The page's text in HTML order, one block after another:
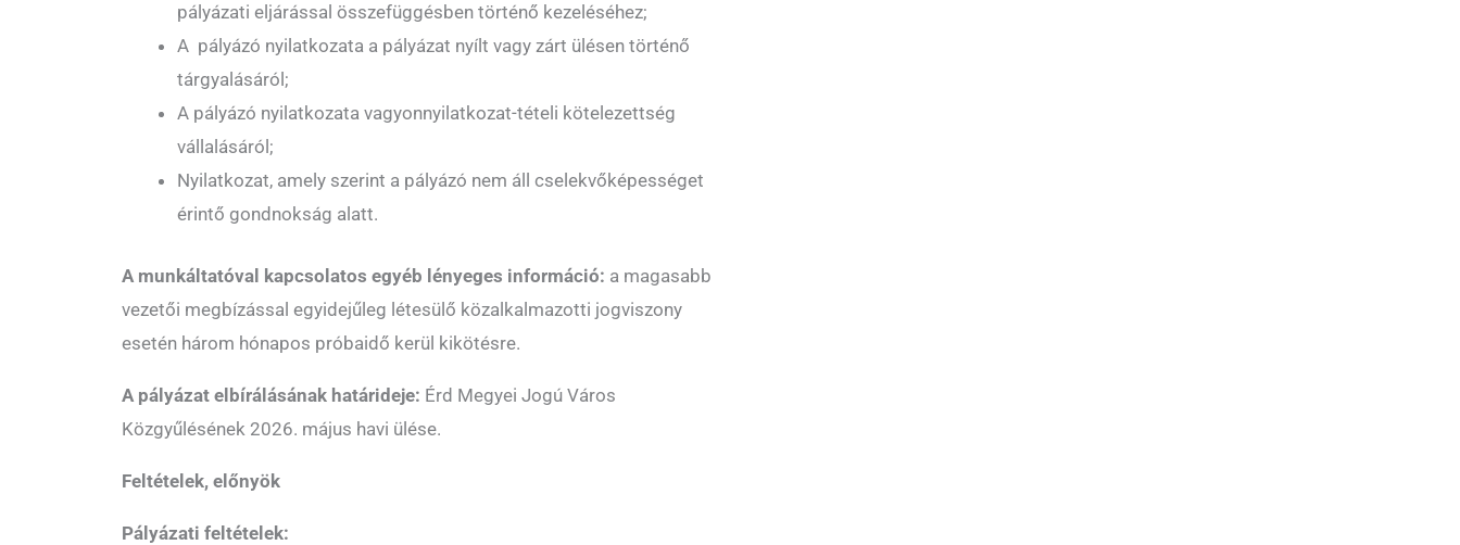
pályázati eljárással összefüggésben történő kezeléséhez;
A pályázó nyilatkozata a pályázat nyílt vagy zárt ülésen történő
tárgyalásáról;
A pályázó nyilatkozata vagyonnyilatkozat-tételi kötelezettség
vállalásáról;
Nyilatkozat, amely szerint a pályázó nem áll cselekvőképességet
érintő gondnokság alatt.
A munkáltatóval kapcsolatos egyéb lényeges információ: a magasabb
vezetői megbízással egyidejűleg létesülő közalkalmazotti jogviszony
esetén három hónapos próbaidő kerül kikötésre.
A pályázat elbírálásának határideje: Érd Megyei Jogú Város
Közgyűlésének 2026. május havi ülése.
Feltételek, előnyök
Pályázati feltételek: